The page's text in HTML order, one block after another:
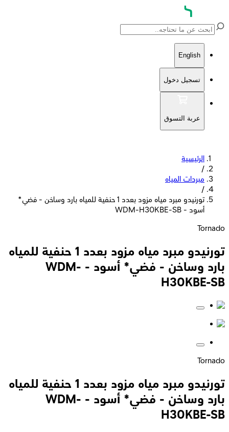
English
تسجيل دخول
عربة التسوق
الرئيسية
/
مبردات المياه
/
تورنيدو مبرد مياه مزود بعدد 1 حنفية للمياه بارد وساخن - فضي*
أسود - WDM-H30KBE-SB
Tornado
تورنيدو مبرد مياه مزود بعدد 1 حنفية للمياه
بارد وساخن - فضي* أسود - WDM-
H30KBE-SB
Tornado
تورنيدو مبرد مياه مزود بعدد 1 حنفية للمياه
بارد وساخن - فضي* أسود - WDM-
H30KBE-SB